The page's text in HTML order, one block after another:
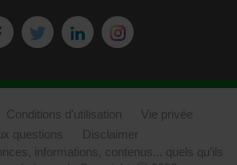
Conditions d'utilisation
Vie privée
questions
Disclaimer
informations, contenus... quels qu’ils